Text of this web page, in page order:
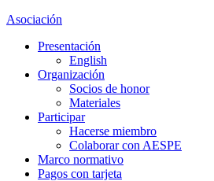
Asociación
Presentación
English
Organización
Socios de honor
Materiales
Participar
Hacerse miembro
Colaborar con AESPE
Marco normativo
Pagos con tarjeta